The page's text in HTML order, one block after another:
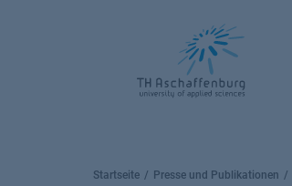
Startseite Presse und Publikationen